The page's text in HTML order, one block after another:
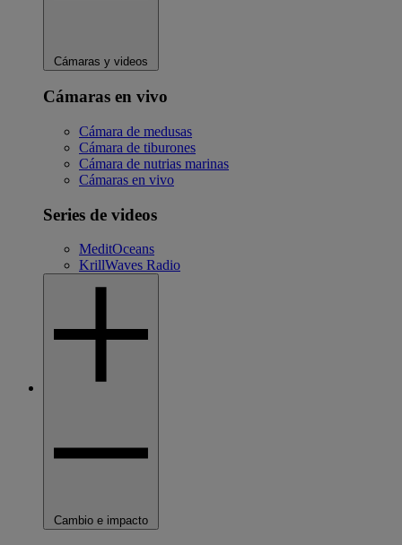
Cámaras y videos
Cámaras en vivo
Cámara de medusas
Cámara de tiburones
Cámara de nutrias marinas
Cámaras en vivo
Series de videos
MeditOceans
KrillWaves Radio
Cambio e impacto